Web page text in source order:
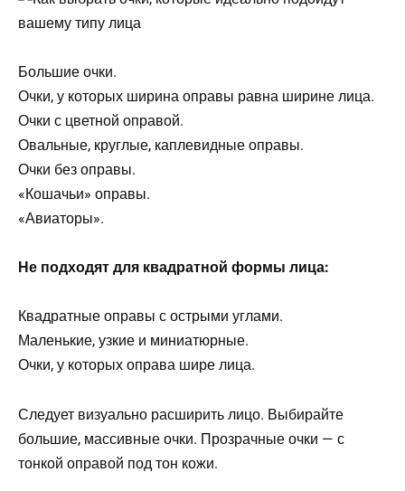
Большие очки.
Очки, у которых ширина оправы равна ширине лица.
Очки с цветной оправой.
Овальные, круглые, каплевидные оправы.
Очки без оправы.
«Кошачьи» оправы.
«Авиаторы».
Не подходят для квадратной формы лица:
Квадратные оправы с острыми углами.
Маленькие, узкие и миниатюрные.
Очки, у которых оправа шире лица.
Следует визуально расширить лицо. Выбирайте
большие, массивные очки. Прозрачные очки — с
тонкой оправой под тон кожи.